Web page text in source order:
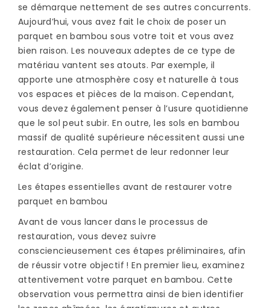
se démarque nettement de ses autres concurrents.
Aujourd’hui, vous avez fait le choix de poser un
parquet en bambou sous votre toit et vous avez
bien raison. Les nouveaux adeptes de ce type de
matériau vantent ses atouts. Par exemple, il
apporte une atmosphère cosy et naturelle à tous
vos espaces et pièces de la maison. Cependant,
vous devez également penser à l’usure quotidienne
que le sol peut subir. En outre, les sols en bambou
massif de qualité supérieure nécessitent aussi une
restauration. Cela permet de leur redonner leur
éclat d’origine.
Les étapes essentielles avant de restaurer votre
parquet en bambou
Avant de vous lancer dans le processus de
restauration, vous devez suivre
consciencieusement ces étapes préliminaires, afin
de réussir votre objectif ! En premier lieu, examinez
attentivement votre parquet en bambou. Cette
observation vous permettra ainsi de bien identifier